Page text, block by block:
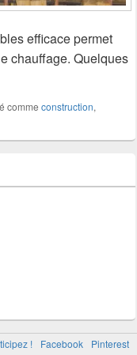
efficace permet
chauffage. Quelques
comme construction,
! Facebook Pinterest